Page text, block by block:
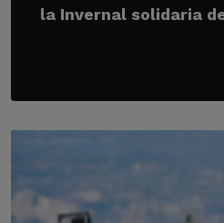
la Invernal solidaria